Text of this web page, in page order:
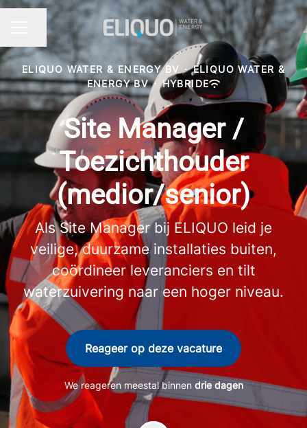
CARRIÈREMENU
Pagina delen
ELIQUO WATER & ENERGY BV · ELIQUO WATER &
ENERGY BV · HYBRIDE
Site Manager /
Toezichthouder
(medior/senior)
Als Site Manager bij ELIQUO leid je
veilige, duurzame installaties buiten,
coördineer leveranciers en tilt
waterzuivering naar een hoger niveau.
Reageer op deze vacature
We reageren meestal binnen drie dagen